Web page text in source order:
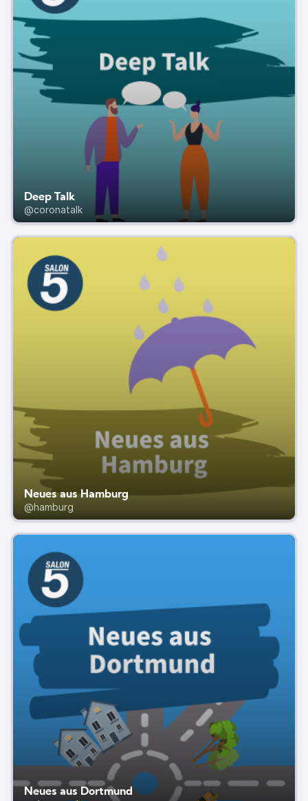
Deep Talk
@coronatalk
Neues aus Hamburg
@hamburg
Neues aus Dortmund